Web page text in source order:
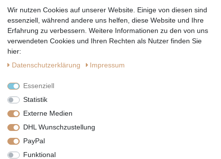
Datenschutzerklärung
Vertrag widerrufen
Wir nutzen Cookies auf unserer Website. Einige von diesen sind
essenziell, während andere uns helfen, diese Website und Ihre
Erfahrung zu verbessern. Weitere Informationen zu den von uns
verwendeten Cookies und Ihren Rechten als Nutzer finden Sie
hier:
Daten­schutz­erklärung
Impressum
Essenziell
Statistik
Externe Medien
DHL Wunschzustellung
PayPal
Funktional